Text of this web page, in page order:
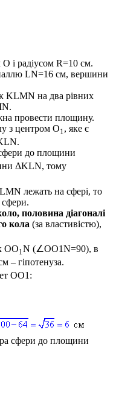
O і радіусом R=10 см.
LN=16 см, вершини
KLMN на два рівних
.
провести площину.
з центром O1, яке є
.
сфери до площини
ΔKLN, тому
лежать на сфері, то
сфери.
половина діагоналі
кола (за властивістю),
OO1 N (∠OO1N=90), в
– гіпотенуза.
OO1 :
сфери до площини